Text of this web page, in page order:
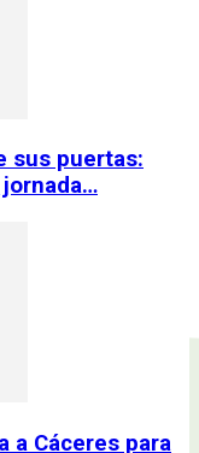
sus puertas:
jornada…
a Cáceres para